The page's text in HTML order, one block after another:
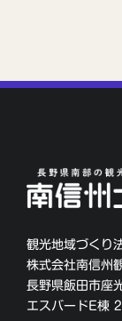
観光地域づくり
株式会社南信州
長野県飯田市座
エスバードE棟